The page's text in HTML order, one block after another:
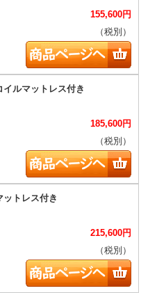
155,600円
（税別）
185,600円
（税別）
215,600円
（税別）